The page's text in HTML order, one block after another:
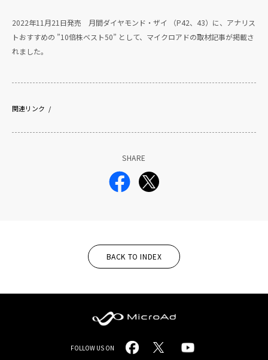
2022年11月21日発売 月間ダイヤモンド・ザイ （P42、43）に、アナリス
トおすすめの ”10倍株ベスト50” として、マイクロアドの取材記事が掲載さ
れました。
関連リンク
SHARE
BACK TO INDEX
MicroAd
FOLLOW US ON